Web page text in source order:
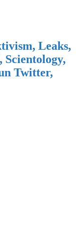
Leaks,
Scientology,
Twitter,